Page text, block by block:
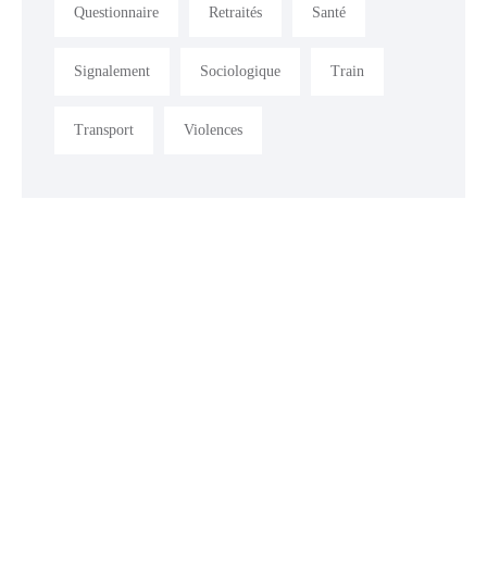
Questionnaire Retraités Santé
Signalement Sociologique Train
Transport Violences